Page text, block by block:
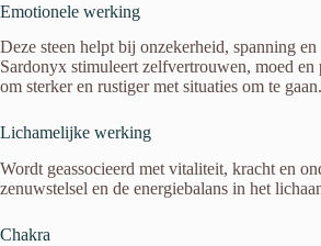
Emotionele werking
Deze steen helpt bij onzekerheid, spanning
Sardonyx stimuleert zelfvertrouwen, moed
om sterker en rustiger met situaties om te gaan.
Lichamelijke werking
Wordt geassocieerd met vitaliteit, kracht en
zenuwstelsel en de energiebalans in het
Chakra